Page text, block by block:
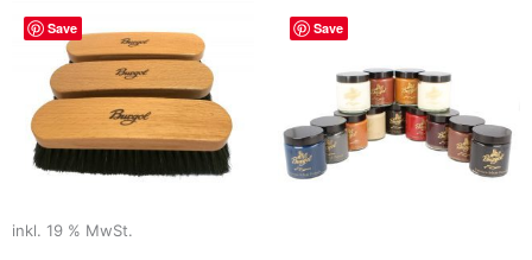
Save
inkl. 19 % MwSt.
Save